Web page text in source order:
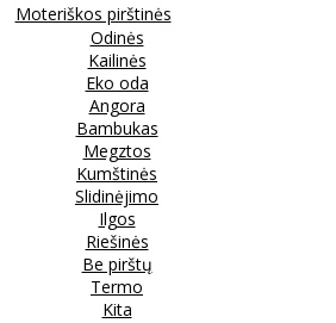
Moteriškos pirštinės
Odinės
Kailinės
Eko oda
Angora
Bambukas
Megztos
Kumštinės
Slidinėjimo
Ilgos
Riešinės
Be pirštų
Termo
Kita